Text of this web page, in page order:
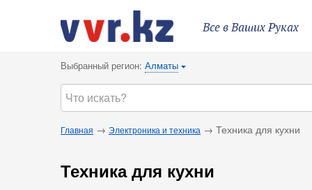
Все в Ваших Руках
Выбранный регион: Алматы {
Главная → Электроника и техника → Техника для кухни
Техника для кухни